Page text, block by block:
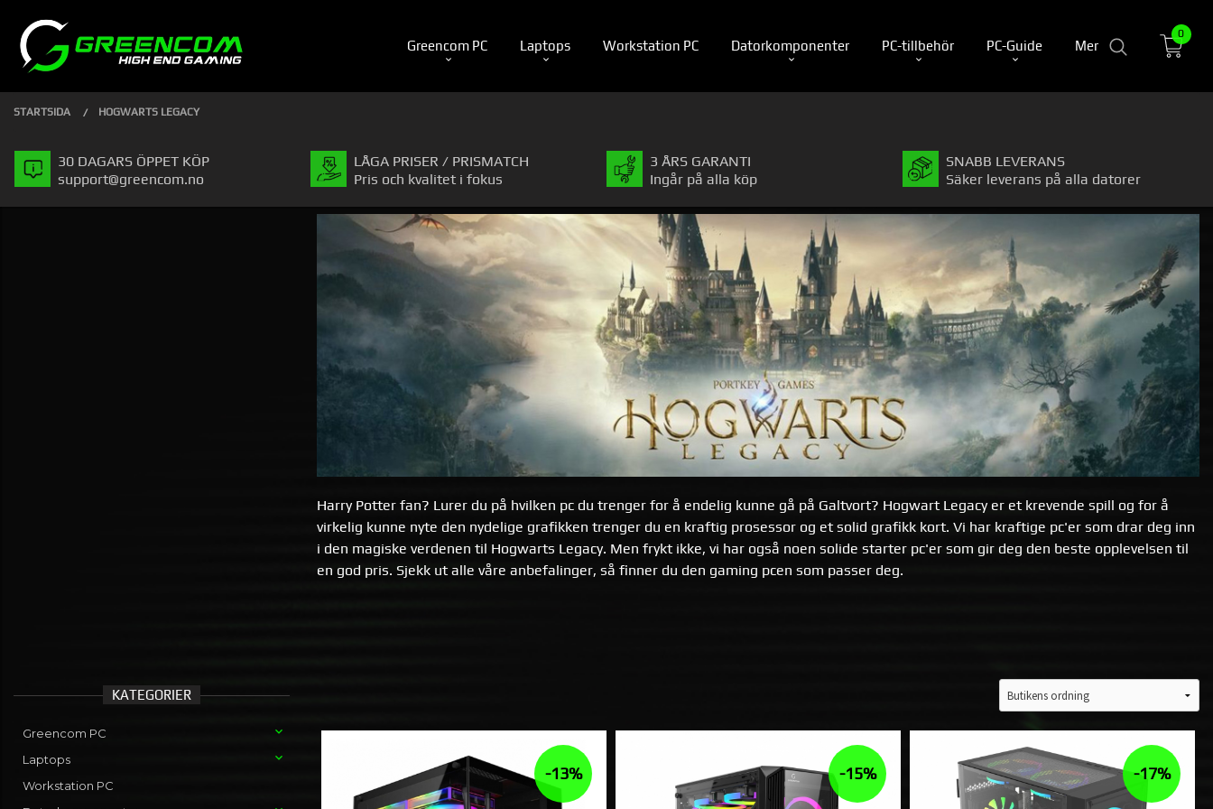
innehåll
PRODUKTER
Greencom PC Laptops Workstation PC Datorkomponenter PC-tillbehör PC-Guide Mer
Stäng
0
STARTSIDA HOGWARTS LEGACY
30 DAGARS ÖPPET KÖP
support@greencom.no
LÅGA PRISER / PRISMATCH
Pris och kvalitet i fokus
3 ÅRS GARANTI
Ingår på alla köp
SNABB LEVERANS
Säker leverans på alla datorer
Harry Potter fan? Lurer du på hvilken pc du trenger for å endelig kunne gå på Galtvort? Hogwart Legacy er et krevende spill og for å
virkelig kunne nyte den nydelige grafikken trenger du en kraftig prosessor og et solid grafikk kort. Vi har kraftige pc'er som drar deg inn
i den magiske verdenen til Hogwarts Legacy. Men frykt ikke, vi har også noen solide starter pc'er som gir deg den beste opplevelsen til
en god pris. Sjekk ut alle våre anbefalinger, så finner du den gaming pcen som passer deg.
-13% -15% -17%
KATEGORIER
Greencom PC
Laptops
Workstation PC